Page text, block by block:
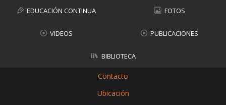
EDUCACIÓN CONTINUA FOTOS
VIDEOS PUBLICACIONES
BIBLIOTECA
Contacto
Ubicación